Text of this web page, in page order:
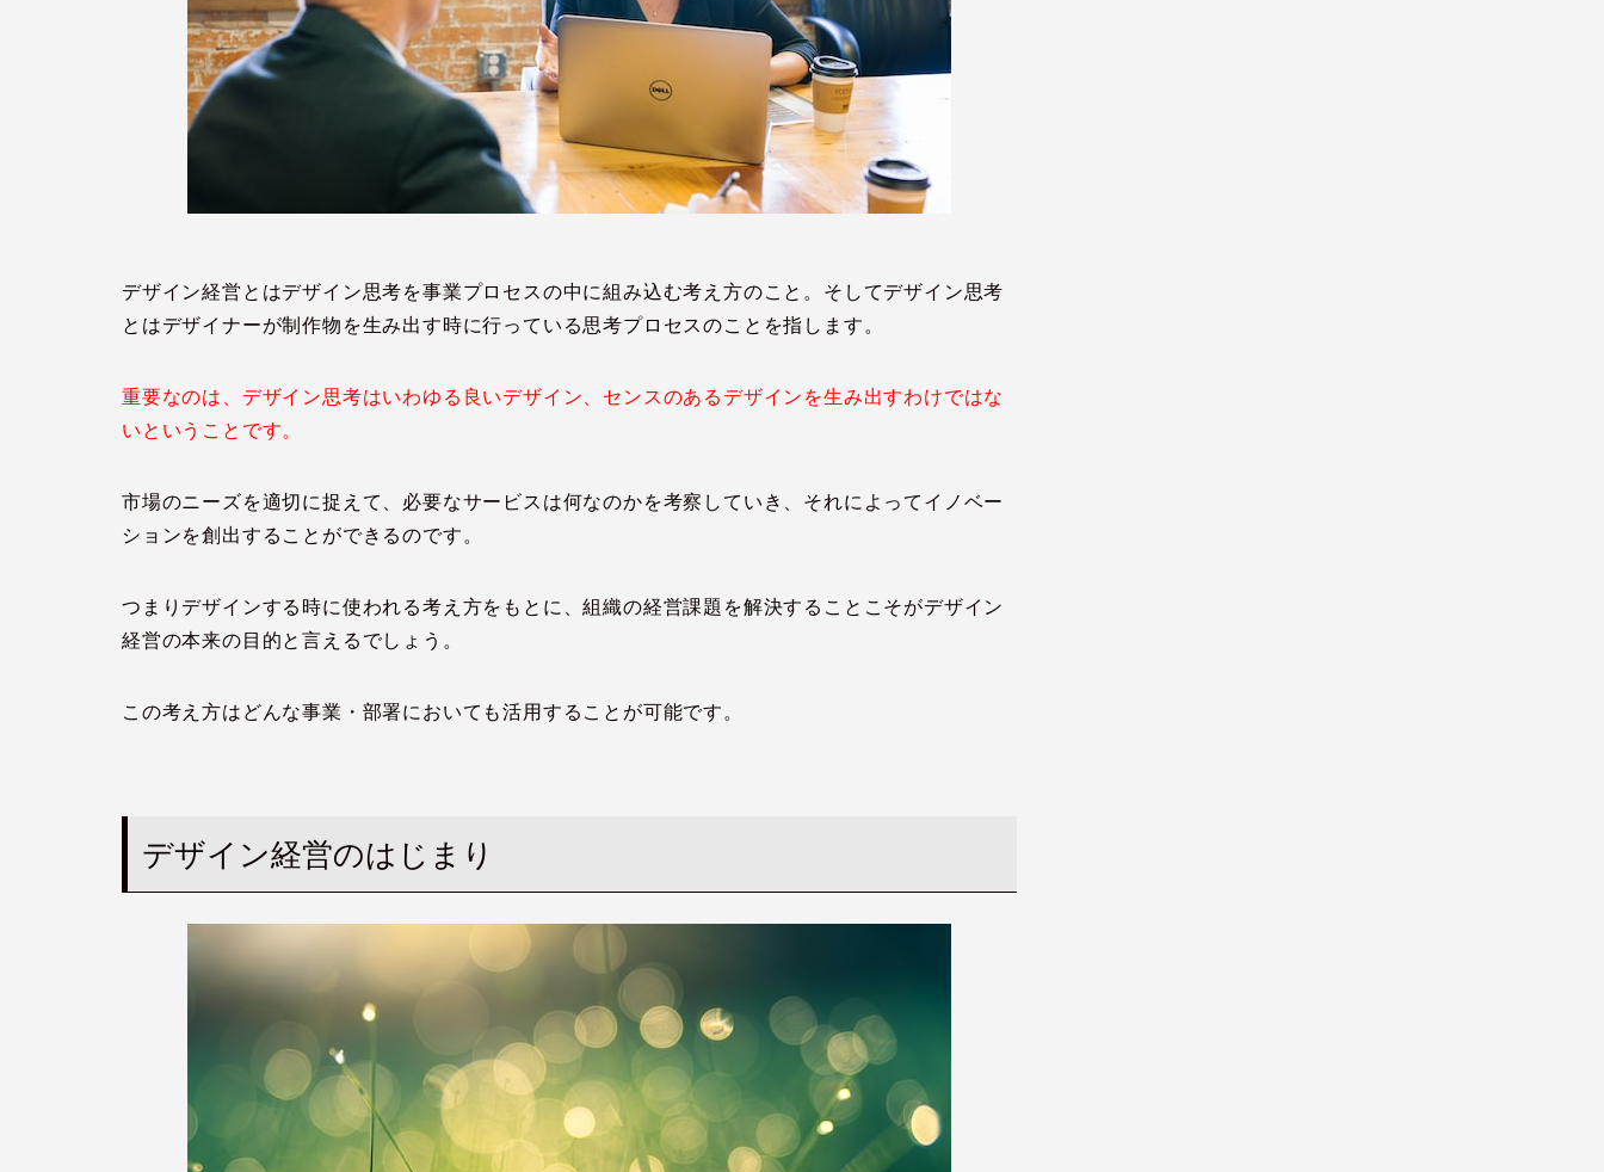
デザイン経営とはデザイン思考を事業プロセスの中に組み込む考え方のこと。そしてデザイン思考
とはデザイナーが制作物を生み出す時に行っている思考プロセスのことを指します。
重要なのは、デザイン思考はいわゆる良いデザイン、センスのあるデザインを生み出すわけではな
いということです。
市場のニーズを適切に捉えて、必要なサービスは何なのかを考察していき、それによってイノベー
ションを創出することができるのです。
つまりデザインする時に使われる考え方をもとに、組織の経営課題を解決することこそがデザイン
経営の本来の目的と言えるでしょう。
この考え方はどんな事業・部署においても活用することが可能です。
デザイン経営のはじまり